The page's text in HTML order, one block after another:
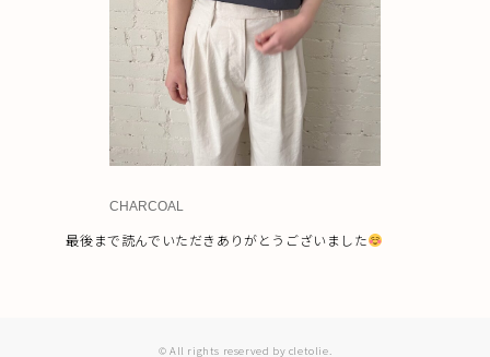
CHARCOAL
最後まで読んでいただきありがとうございました
© All rights reserved by cletolie.